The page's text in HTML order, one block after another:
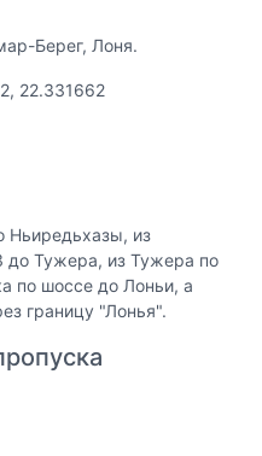
Берег, Лоня.
22.331662
Ньиредьхазы, из
до Тужера, из Тужера по
по шоссе до Лоньи, а
границу "Лонья".